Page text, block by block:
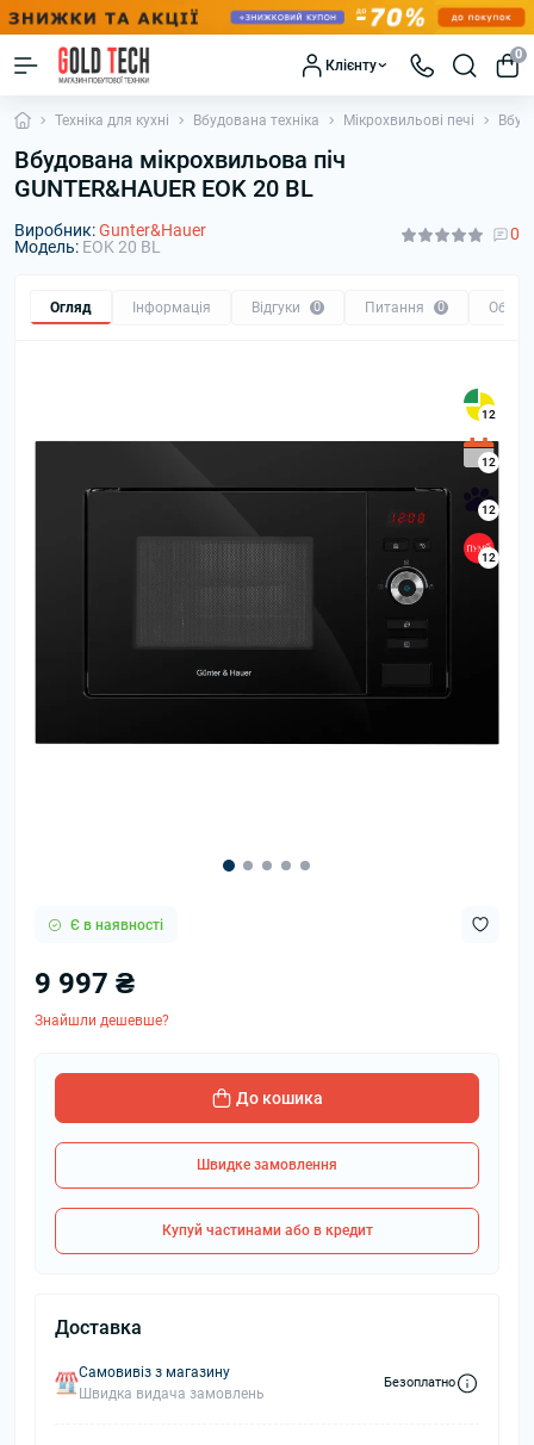
Клієнту
0
Техніка для кухні Вбудована техніка Мікрохвильові печі
Вбудована мікрохвильова піч
GUNTER&HAUER EOK 20 BL
Виробник:Gunter&Hauer
Модель: EOK 20 BL
0
Огляд Інформація Відгуки 0 Питання 0 Обмін
12
12
12
12
Є в наявності
9 997 ₴
Знайшли дешевше?
До кошика
Швидке замовлення
Купуй частинами або в кредит
Доставка
Самовивіз з магазину
Швидка видача замовлень
Безоплатно